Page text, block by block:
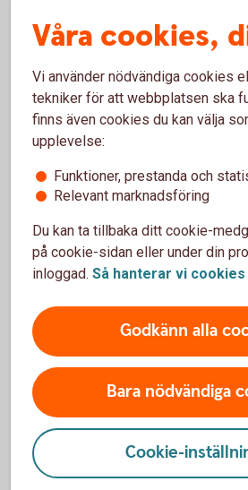
förväntningar
Ha en öppen dialog med ditt
tar vilket ansvar. En
enklare att undvika
Har du fler barn?
Fundera på om och hur du
till dem.
Skuldebrev eller
villkor och roller, även inom
någon?
Ett samboavtal kan skydda
separation. Utan ett sådant
eller insats du bidragit med
med sambon vid en
Tänk på att en gåva
Våra cookies,
Vi använder nödvändiga cookies
tekniker för att webbplatsen ska
finns även cookies du kan välja
upplevelse:
Funktioner, prestanda och
Relevant marknadsföring
Du kan ta tillbaka ditt cookie-
på cookie-sidan eller under din
inloggad. Så hanterar vi cookies
Godkänn alla
Bara nödvändiga
Cookie-